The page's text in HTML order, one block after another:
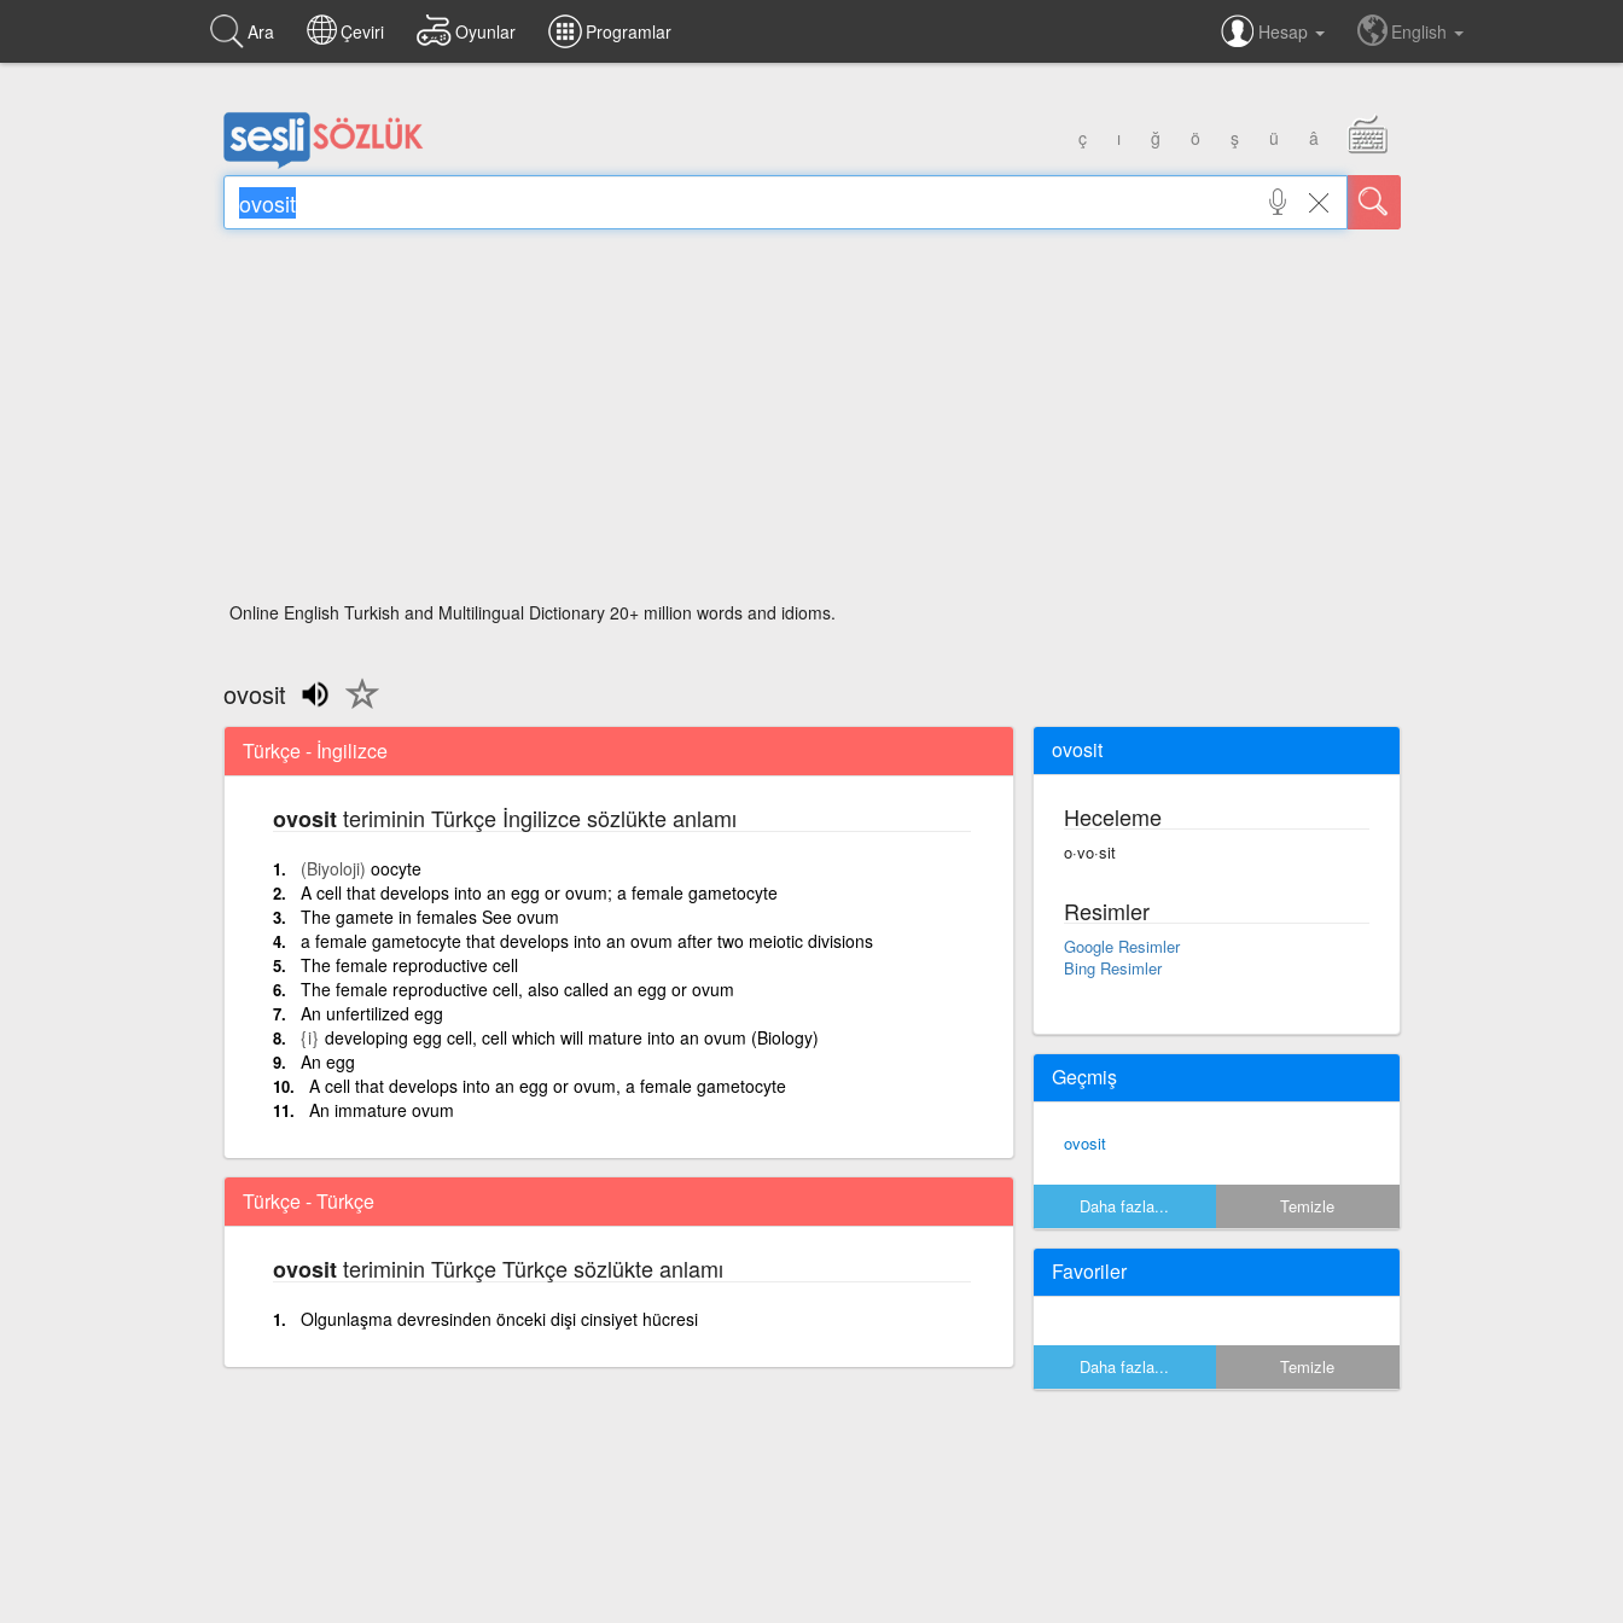
Ara Çeviri Oyunlar Programlar Hesap English
ç ı ğ ö ş ü â
Online English Turkish and Multilingual Dictionary 20+ million words and idioms.
ovosit
Türkçe - İngilizce
ovositteriminin Türkçe İngilizce sözlükte anlamı
(Biyoloji) oocyte
A cell that develops into an egg or ovum; a female gametocyte
The gamete in females See ovum
a female gametocyte that develops into an ovum after two meiotic divisions
The female reproductive cell
The female reproductive cell, also called an egg or ovum
An unfertilized egg
{i} developing egg cell, cell which will mature into an ovum (Biology)
An egg
A cell that develops into an egg or ovum, a female gametocyte
An immature ovum
Türkçe - Türkçe
ovositteriminin Türkçe Türkçe sözlükte anlamı
Olgunlaşma devresinden önceki dişi cinsiyet hücresi
ovosit
Heceleme
o·vo·sit
Resimler
Google Resimler
Bing Resimler
Geçmiş
ovosit
Daha fazla... Temizle
Favoriler
Daha fazla... Temizle